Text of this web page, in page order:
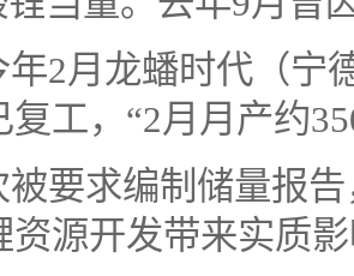
年2月龙蟠时代（宁
复工，“2月月产约
被要求编制储量报
资源开发带来实质